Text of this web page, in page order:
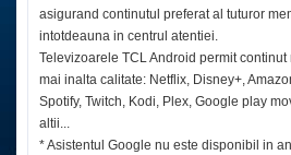
asigurand continutul preferat al tuturor
intotdeauna in centrul atentiei.
Televizoarele TCL Android permit continut
mai inalta calitate: Netflix, Disney+,
Spotify, Twitch, Kodi, Plex, Google play
altii...
* Asistentul Google nu este disponibil in